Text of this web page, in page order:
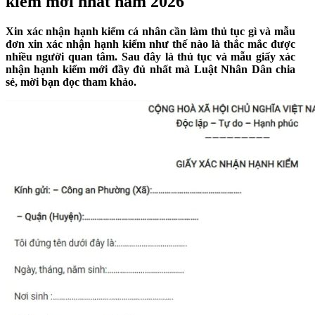
Xin xác nhận hạnh kiểm cá nhân cần làm thủ tục gì và mẫu
đơn xin xác nhận hạnh kiểm như thế nào là thắc mắc được
nhiều người quan tâm. Sau đây là thủ tục và mẫu giấy xác
nhận hạnh kiểm mới đầy đủ nhất mà Luật Nhân Dân chia
sẻ, mời bạn đọc tham khảo.